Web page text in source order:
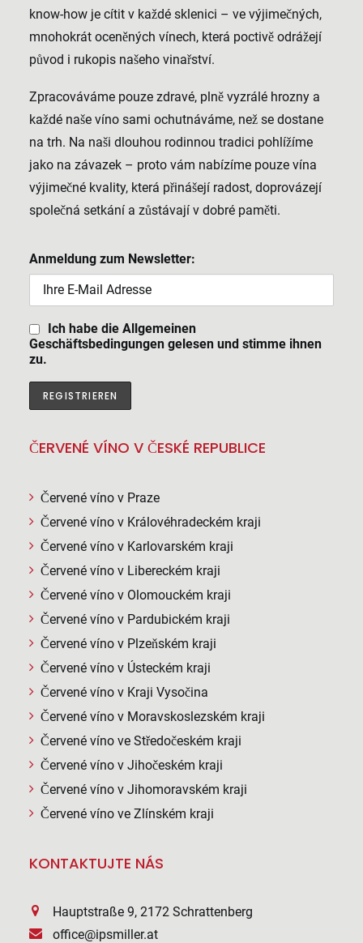
know-how je cítit v každé sklenici – ve výjimečných,
mnohokrát oceněných vínech, která poctivě odrážejí
původ i rukopis našeho vinařství.
Zpracováváme pouze zdravé, plně vyzrálé hrozny a
každé naše víno sami ochutnáváme, než se dostane
na trh. Na naši dlouhou rodinnou tradici pohlížíme
jako na závazek – proto vám nabízíme pouze vína
výjimečné kvality, která přinášejí radost, doprovázejí
společná setkání a zůstávají v dobré paměti.
Anmeldung zum Newsletter:
Ich habe die Allgemeinen
Geschäftsbedingungen gelesen und stimme ihnen
zu.
ČERVENÉ VÍNO V ČESKÉ REPUBLICE
Červené víno v Praze
Červené víno v Královéhradeckém kraji
Červené víno v Karlovarském kraji
Červené víno v Libereckém kraji
Červené víno v Olomouckém kraji
Červené víno v Pardubickém kraji
Červené víno v Plzeňském kraji
Červené víno v Ústeckém kraji
Červené víno v Kraji Vysočina
Červené víno v Moravskoslezském kraji
Červené víno ve Středočeském kraji
Červené víno v Jihočeském kraji
Červené víno v Jihomoravském kraji
Červené víno ve Zlínském kraji
KONTAKTUJTE NÁS
Hauptstraße 9, 2172 Schrattenberg
office@ipsmiller.at